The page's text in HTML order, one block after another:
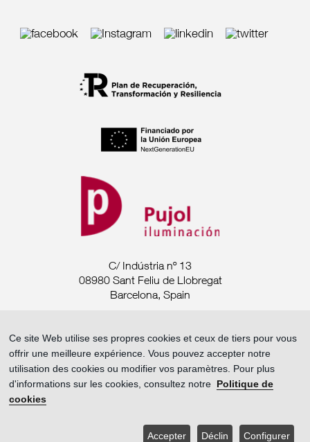
C/ Indústria nº 13
08980 Sant Feliu de Llobregat
Barcelona, Spain
Tel. +34 93 685 7880
export@pujoliluminacion.com
Politique de cookies
Ce site Web utilise ses propres cookies et ceux de tiers pour vous
offrir une meilleure expérience. Vous pouvez accepter notre
utilisation des cookies ou modifier vos paramètres. Pour plus
d'informations sur les cookies, consultez notre
Politique de
cookies
Configurer
Déclin
Accepter